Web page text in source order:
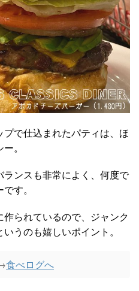
で仕込まれたパティは、ほ
。
ンスも非常によく、何度で
す。
られているので、ジャンク
うのも嬉しいポイント。
食べログへ